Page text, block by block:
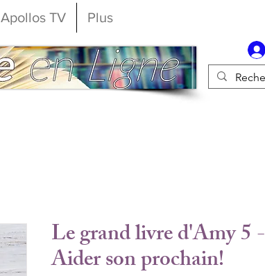
Apollos TV Plus
Le grand livre d'Amy 5 -
Aider son prochain!